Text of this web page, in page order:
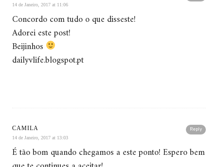
14 de Janeiro, 2017 at 11:06
Concordo com tudo o que disseste!
Adorei este post!
Beijinhos
dailyvlife.blogspot.pt
Reply
CAMILA
14 de Janeiro, 2017 at 13:03
É tão bom quando chegamos a este ponto! Espero bem